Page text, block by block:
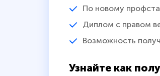
По новому
Диплом с правом
Возможность
Узнайте как